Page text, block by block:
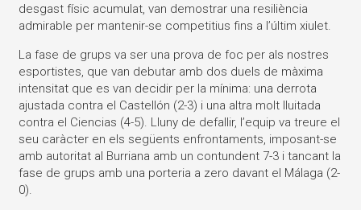
desgast físic acumulat, van demostrar una resiliència
admirable per mantenir-se competitius fins a l’últim xiulet.
La fase de grups va ser una prova de foc per als nostres
esportistes, que van debutar amb dos duels de màxima
intensitat que es van decidir per la mínima: una derrota
ajustada contra el Castellón (2-3) i una altra molt lluitada
contra el Ciencias (4-5). Lluny de defallir, l’equip va treure el
seu caràcter en els següents enfrontaments, imposant-se
amb autoritat al Burriana amb un contundent 7-3 i tancant la
fase de grups amb una porteria a zero davant el Málaga (2-
0).